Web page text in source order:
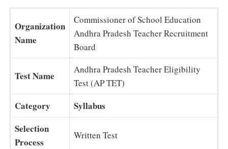
Organization
Name
Commissioner of School Education
Andhra Pradesh Teacher Recruitment
Board
Test Name
Andhra Pradesh Teacher Eligibility
Test (AP TET)
Category
Syllabus
Selection
Process
Written Test